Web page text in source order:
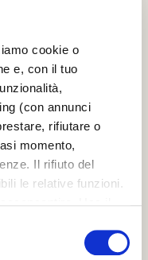
cookie o
e, con il tuo
(con annunci
rifiutare o
momento,
Il rifiuto del
le relative funzioni.